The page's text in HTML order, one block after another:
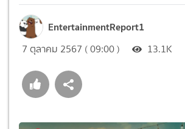
EntertainmentReport1
7 ตุลาคม 2567 ( 09:00 ) 13.1K